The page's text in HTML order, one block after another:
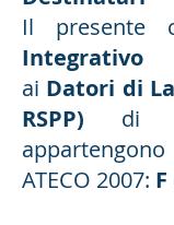
Il presente
Integrativo
ai Datori di
RSPP) di
ATECO 2007: